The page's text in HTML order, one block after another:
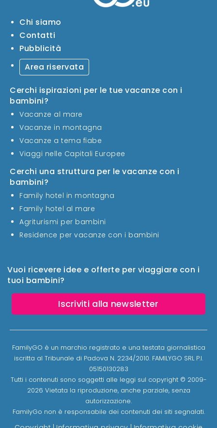
Vuoi ricevere idee e offerte per viaggiare con i
tuoi bambini?
Iscriviti alla newsletter
Chi siamo
Contatti
Pubblicità
Area riservata
Cerchi ispirazioni per le tue vacanze con i
bambini?
Vacanze al mare
Vacanze in montagna
Vacanze a tema fiabe
Viaggi nelle Capitali Europee
Cerchi una struttura per le vacanze con i
bambini?
Family hotel in montagna
Family hotel al mare
Agriturismi per bambini
Residence per vacanze con i bambini
FamilyGO è un marchio registrato e una testata giornalistica
iscritta al Tribunale di Padova N. 2234/2010. FAMILYGO SRL P.I.
05150130283
Tutti i contenuti sono soggetti alle leggi sul copyright © 2009-
2026 Vietata la riproduzione, anche parziale, senza
autorizzazione.
FamilyGo non è responsabile dei contenuti dei siti segnalati.